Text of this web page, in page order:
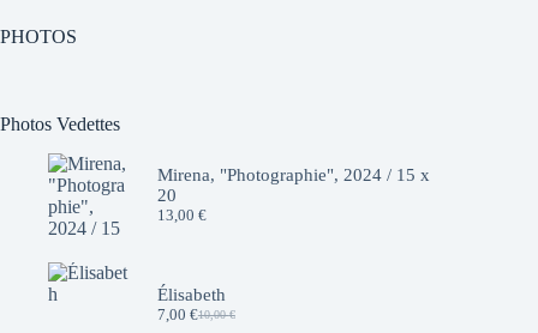
PHOTOS
Photos Vedettes
Mirena, "Photographie", 2024 / 15 x
20
13,00 €
Élisabeth
10,00€
Le
7,00 €Le